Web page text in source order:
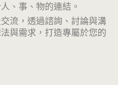
、事、物的連結。
流，透過諮詢、討論與溝
與需求，打造專屬於您的